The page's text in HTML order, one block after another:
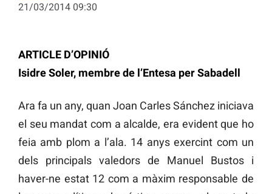
21/03/2014 09:30
ARTICLE D’OPINIÓ
Isidre Soler, membre de l’Entesa per Sabadell
Ara fa un any, quan Joan Carles Sánchez iniciava
el seu mandat com a alcalde, era evident que ho
feia amb plom a l’ala. 14 anys exercint com un
dels principals valedors de Manuel Bustos i
haver-ne estat 12 com a màxim responsable de